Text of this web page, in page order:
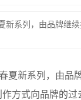
系列，由品牌继
夏新系列，由品
方式向品牌的